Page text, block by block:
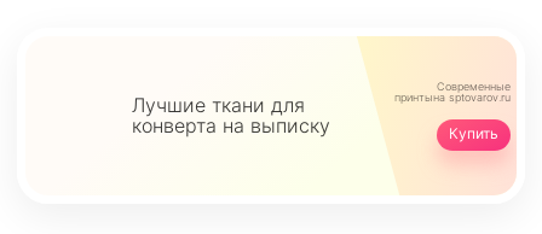
Лучшие ткани для
конверта на выписку
Современные
принтына sptovarov.ru
Купить